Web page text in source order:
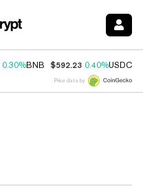
0.30%BNB $592.23 0.40%USDC
Price data by